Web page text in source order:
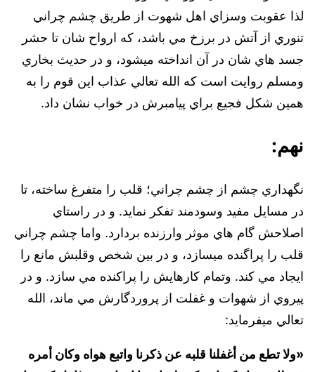
لذا عقوبت وسزاي اهل شهوت از طريق چشم چراني
تنوري از آتش در برزخ مي باشد، که ارواح شان تا حشر
جسد هاي شان در آن انداخته ميشود، و در حديث بخاري
ومسلم روايت است که الله تعالي عذاب اين قوم را به
همين شکل فجيع براي پيامبرش در خواب نشان داد.
نهم:
نگهداري چشم از چشم چراني؛ قلب را متفرغ ساخته، تا
در مسايل مفيد وسودمند تفکر نمايد. و در راستاي
اصلاحش گام هاي موثر وارزنده بردارد. واما چشم چراني
قلب را پراگنده ميسازد، و در بين شخص وقلبش مانع را
ايجاد مي کند. وتمام کارهايش را پراکنده مي سازد. و در
پيروي از شهوات و غفلت از پروردگارش مي ماند، الله
تعالي ميفرمايد:‌
«ولا تطع من أغفلنا قلبه عن ذكرنا واتبع هواه وكان أمره